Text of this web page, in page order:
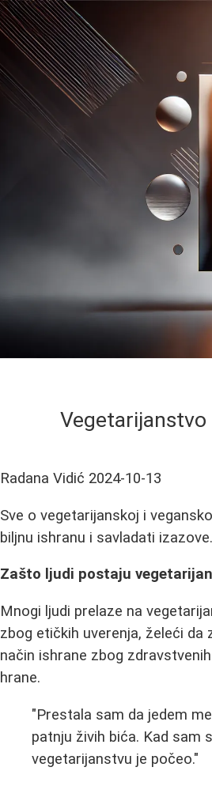
Vegetarijanstvo
Radana Vidić 2024-10-13
Sve o vegetarijanskoj i
biljnu ishranu i savladati izazove.
Zašto ljudi postaju
Mnogi ljudi prelaze na
zbog etičkih uverenja, želeći
način ishrane zbog
hrane.
"Prestala sam da jedem
patnju živih bića. Kad sam
vegetarijanstvu je počeo."